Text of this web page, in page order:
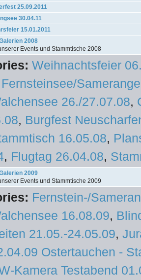
25.09.2011
30.04.11
15.01.2011
2008
Events und Stammtische 2008
Weihnachtsfeier
Fernsteinsee/
26./27.07.08,
, Burgfest
16.05.08,
, Flugtag 26.04.08,
2009
Events und Stammtische 2009
Fernstein-/
16.08.09,
21.05.-24.05.09,
Ostertauchen -
Kamera Testabend